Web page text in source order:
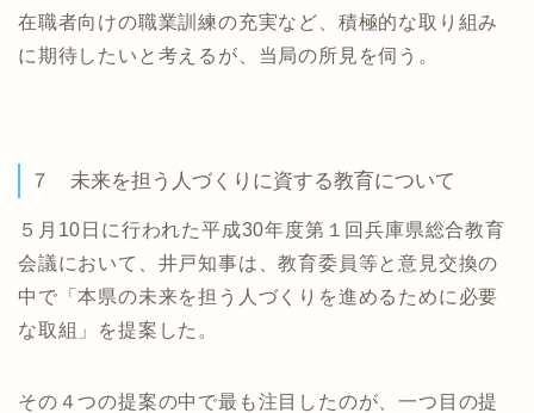
在職者向けの職業訓練の充実など、積極的な取り組み
に期待したいと考えるが、当局の所見を伺う。
７ 未来を担う人づくりに資する教育について
５月10日に行われた平成30年度第１回兵庫県総合教育
会議において、井戸知事は、教育委員等と意見交換の
中で「本県の未来を担う人づくりを進めるために必要
な取組」を提案した。
その４つの提案の中で最も注目したのが、一つ目の提